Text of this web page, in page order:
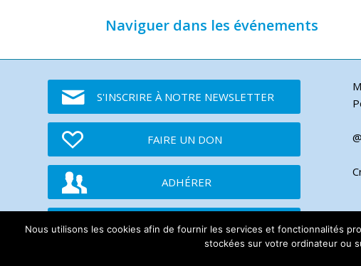
Naviguer dans les événements
S'INSCRIRE À NOTRE NEWSLETTER
FAIRE UN DON
ADHÉRER
TWITTER
Nous utilisons les cookies afin de fournir les services et fonctionnalités
stockées sur votre ordinateur ou